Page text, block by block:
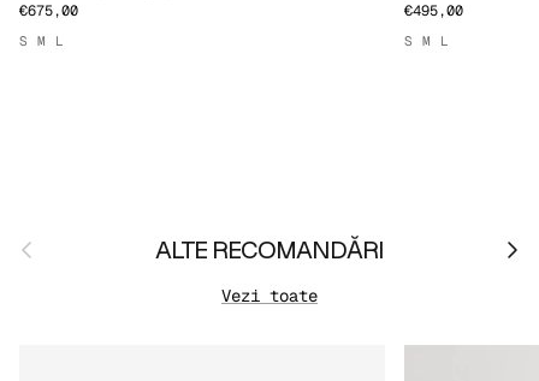
€675,00
S M L
€495,00
S M L
Anterior ALTE RECOMANDĂRI
Vezi toate